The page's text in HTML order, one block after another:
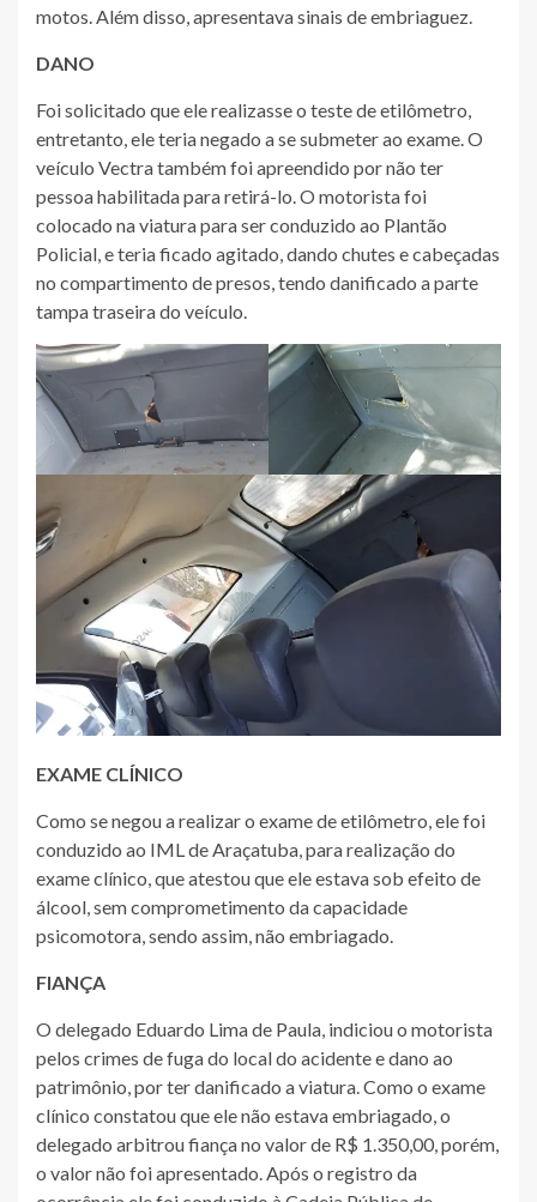
motos. Além disso, apresentava sinais de embriaguez.
DANO
Foi solicitado que ele realizasse o teste de etilômetro,
entretanto, ele teria negado a se submeter ao exame. O
veículo Vectra também foi apreendido por não ter
pessoa habilitada para retirá-lo. O motorista foi
colocado na viatura para ser conduzido ao Plantão
Policial, e teria ficado agitado, dando chutes e cabeçadas
no compartimento de presos, tendo danificado a parte
tampa traseira do veículo.
EXAME CLÍNICO
Como se negou a realizar o exame de etilômetro, ele foi
conduzido ao IML de Araçatuba, para realização do
exame clínico, que atestou que ele estava sob efeito de
álcool, sem comprometimento da capacidade
psicomotora, sendo assim, não embriagado.
FIANÇA
O delegado Eduardo Lima de Paula, indiciou o motorista
pelos crimes de fuga do local do acidente e dano ao
patrimônio, por ter danificado a viatura. Como o exame
clínico constatou que ele não estava embriagado, o
delegado arbitrou fiança no valor de R$ 1.350,00, porém,
o valor não foi apresentado. Após o registro da